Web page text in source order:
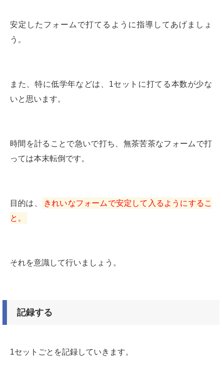
安定したフォームで打てるように指導してあげましょ
う。
また、特に低学年などは、1セットに打てる本数が少な
いと思います。
時間を計ることで急いで打ち、無茶苦茶なフォームで打
っては本末転倒です。
目的は、
きれいなフォームで安定して入るようにするこ
と。
それを意識して行いましょう。
記録する
1セットごとを記録していきます。